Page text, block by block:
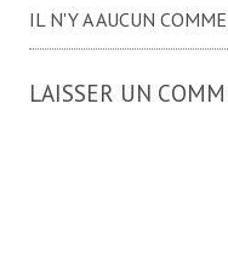
IL N'Y A AUCUN
LAISSER UN